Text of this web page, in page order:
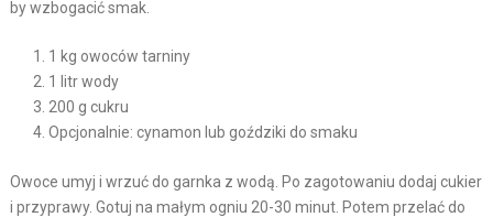
by wzbogacić smak.
1 kg owoców tarniny
1 litr wody
200 g cukru
Opcjonalnie: cynamon lub goździki do smaku
Owoce umyj i wrzuć do garnka z wodą. Po zagotowaniu dodaj cukier
i przyprawy. Gotuj na małym ogniu 20-30 minut. Potem przelać do